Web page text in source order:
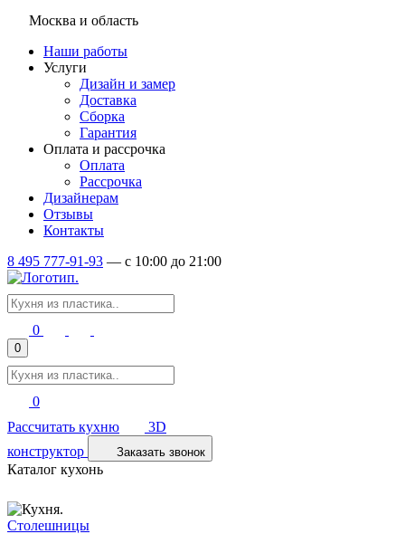
Москва и область
Наши работы
Услуги
Дизайн и замер
Доставка
Сборка
Гарантия
Оплата и рассрочка
Оплата
Рассрочка
Дизайнерам
Отзывы
Контакты
8 495 777-91-93 — c 10:00 до 21:00
0
0
0
Рассчитать кухню
3D
конструктор
Заказать звонок
Каталог кухонь
Столешницы